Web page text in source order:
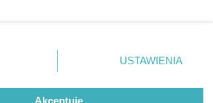
się w lewym dolnym rogu strony
przetwarzania danych nie wymagają
ale masz prawo sprzeciwić się
Preferencje będą miały
USTAWIENIA
Akceptuję